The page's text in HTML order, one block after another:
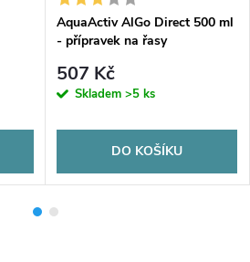
AquaActiv AlGo Direct 500 ml
- přípravek na řasy
507 Kč
Skladem >5 ks
DO KOŠÍKU